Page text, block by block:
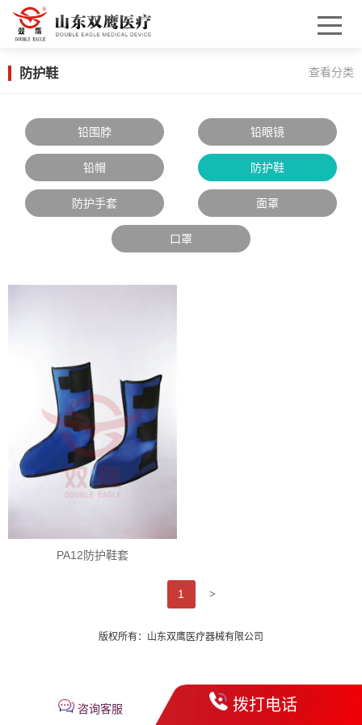
防护鞋 查看分类
铅围脖 铅眼镜
铅帽 防护鞋
防护手套 面罩
口罩
PA12防护鞋套
1 >
版权所有：山东双鹰医疗器械有限公司
咨询客服 拨打电话
扫描微信二维码